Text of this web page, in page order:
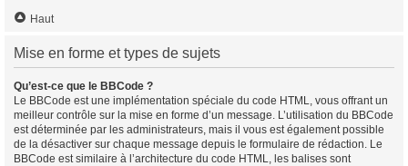
Haut
Mise en forme et types de sujets
Qu’est-ce que le BBCode ?
Le BBCode est une implémentation spéciale du code HTML, vous offrant un
meilleur contrôle sur la mise en forme d’un message. L’utilisation du BBCode
est déterminée par les administrateurs, mais il vous est également possible
de la désactiver sur chaque message depuis le formulaire de rédaction. Le
BBCode est similaire à l’architecture du code HTML, les balises sont